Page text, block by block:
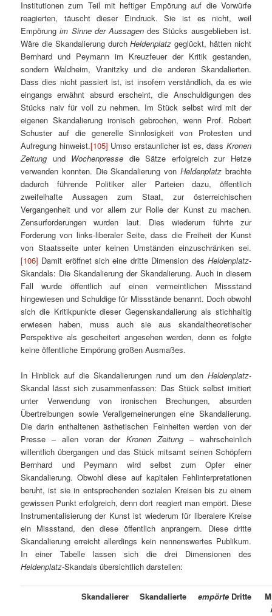
Institutionen zum Teil mit heftiger Empörung auf die Vorwürfe
reagierten, täuscht dieser Eindruck. Sie ist es nicht, weil
Empörungim Sinne der Aussagen des Stücks ausgeblieben ist.
Wäre die Skandalierung durchHeldenplatz geglückt, hätten nicht
Bernhard und Peymann im Kreuzfeuer der Kritik gestanden,
sondern Waldheim, Vranitzky und die anderen Skandalierten.
Dass dies nicht passiert ist, ist insofern verständlich, da es wie
eingangs erwähnt absurd erscheint, die Anschuldigungen des
Stücks naiv für voll zu nehmen. Im Stück selbst wird mit der
eigenen Skandalierung ironisch gebrochen, wenn Prof. Robert
Schuster auf die generelle Sinnlosigkeit von Protesten und
Aufregung hinweist.[105] Umso erstaunlicher ist es, dass Kronen
Zeitung und Wochenpresse die Sätze erfolgreich zur Hetze
verwenden konnten. Die Skandalierung vonHeldenplatz brachte
dadurch führende Politiker aller Parteien dazu, öffentlich
zweifelhafte Aussagen zum Staat, zur österreichischen
Vergangenheit und vor allem zur Rolle der Kunst zu machen.
Zensurforderungen wurden laut. Dies wiederum führte zur
Forderung von links-liberaler Seite, dass die Freiheit der Kunst
von Staatsseite unter keinen Umständen einzuschränken sei.
[106] Damit eröffnet sich eine dritte Dimension des Heldenplatz-
Skandals: Die Skandalierung der Skandalierung. Auch in diesem
Fall wurde öffentlich auf einen vermeintlichen Missstand
hingewiesen und Schuldige für Missstände benannt. Doch obwohl
sich die Kritikpunkte dieser Gegenskandalierung als stichhaltig
erwiesen haben, muss auch sie aus skandaltheoretischer
Perspektive als gescheitert angesehen werden, denn es folgte
keine öffentliche Empörung großen Ausmaßes.
In Hinblick auf die Skandalierungen rund um den Heldenplatz-
Skandal lässt sich zusammenfassen: Das Stück selbst imitiert
unter Verwendung von ironischen Brechungen, absurden
Übertreibungen sowie Verallgemeinerungen eine Skandalierung.
Die darin enthaltenen ästhetischen Feinheiten werden von der
Presse – allen voran derKronen Zeitung – wahrscheinlich
willentlich übergangen und das Stück mitsamt seinen Schöpfern
Bernhard und Peymann wird selbst zum Opfer einer
Skandalierung. Obwohl diese auf kapitalen Fehlinterpretationen
beruht, ist sie in entsprechenden sozialen Kreisen bis zu einem
gewissen Punkt erfolgreich, denn dort reagiert man empört. Diese
Instrumentalisierung der Kunst ist wiederum für liberalere Kreise
ein Missstand, den diese öffentlich anprangern. Diese dritte
Skandalierung erreicht allerdings kein nennenswertes Publikum.
In einer Tabelle lassen sich die drei Dimensionen des
Heldenplatz-Skandals übersichtlich darstellen:
Skandalierer Skandalierte empörte Dritte